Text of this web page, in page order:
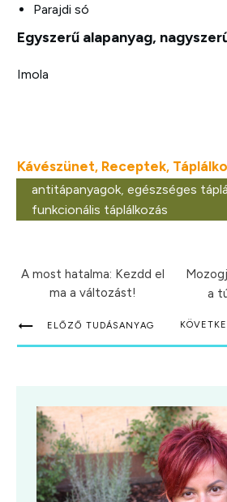
Parajdi só
Egyszerű alapanyag,
Imola
Kávészünet, Receptek,
antitápanyagok egészséges
funkcionális táplálkozás
A most hatalma: Kezdd el
ma a változást!
a
ELŐZŐ TUDÁSANYAG